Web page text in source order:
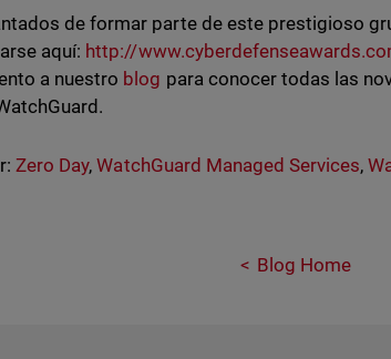
de formar parte de este prestigioso
aquí: http://
a nuestro blog para conocer todas las
Zero Day,WatchGuard Managed Services,
Blog Home